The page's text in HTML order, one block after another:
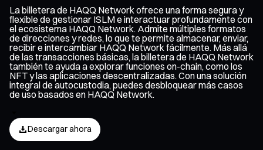
La billetera de HAQQ Network ofrece una forma segura y
flexible de gestionar ISLM e interactuar profundamente con
el ecosistema HAQQ Network. Admite múltiples formatos
de direcciones y redes, lo que te permite almacenar, enviar,
recibir e intercambiar HAQQ Network fácilmente. Más allá
de las transacciones básicas, la billetera de HAQQ Network
también te ayuda a explorar funciones on-chain, como los
NFT y las aplicaciones descentralizadas. Con una solución
integral de autocustodia, puedes desbloquear más casos
de uso basados en HAQQ Network.
Descargar ahora